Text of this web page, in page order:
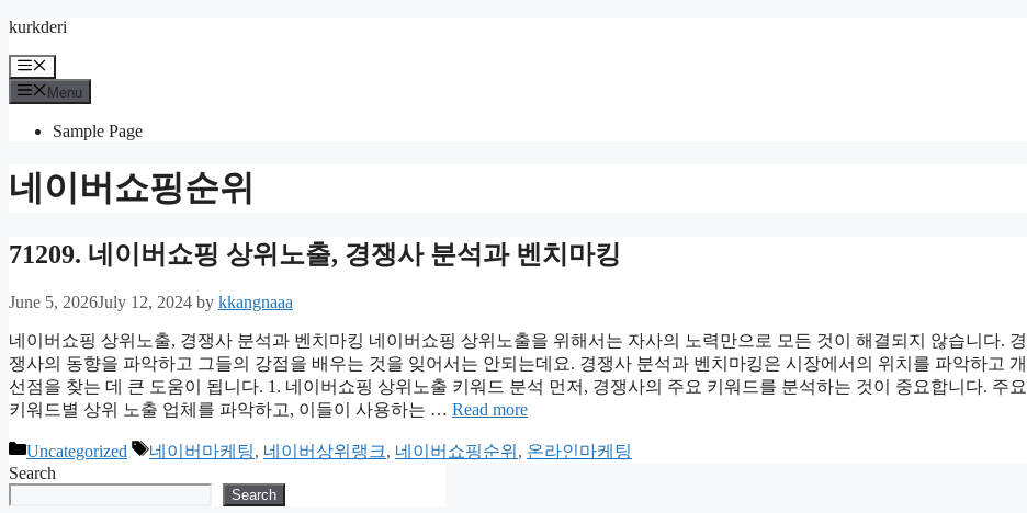
Skip
content
kurkderi
Menu
Menu
Sample Page
네이버쇼핑순위
71209. 네이버쇼핑 상위노출, 경쟁사 분석과 벤치마킹
June 5, 2026July 12, 2024 by kkangnaaa
네이버쇼핑 상위노출, 경쟁사 분석과 벤치마킹 네이버쇼핑 상위노출을 위해서는 자사의 노력만으로 모든 것이 해결되지 않습니다. 경
쟁사의 동향을 파악하고 그들의 강점을 배우는 것을 잊어서는 안되는데요. 경쟁사 분석과 벤치마킹은 시장에서의 위치를 파악하고 개
선점을 찾는 데 큰 도움이 됩니다. 1. 네이버쇼핑 상위노출 키워드 분석 먼저, 경쟁사의 주요 키워드를 분석하는 것이 중요합니다. 주요
키워드별 상위 노출 업체를 파악하고, 이들이 사용하는 … Read more
Categories
Uncategorized Tags
네이버마케팅, 네이버상위랭크, 네이버쇼핑순위 , 온라인마케팅
Search
Search